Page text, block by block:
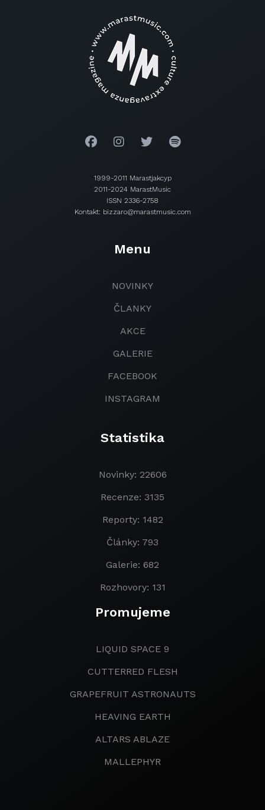
1999-2011 Marastjakcyp
2011-2024 MarastMusic
ISSN 2336-2758
Kontakt: bizzaro@marastmusic.com
Menu
NOVINKY
ČLANKY
AKCE
GALERIE
FACEBOOK
INSTAGRAM
Statistika
Novinky: 22606
Recenze: 3135
Reporty: 1482
Články: 793
Galerie: 682
Rozhovory: 131
Promujeme
LIQUID SPACE 9
CUTTERRED FLESH
GRAPEFRUIT ASTRONAUTS
HEAVING EARTH
ALTARS ABLAZE
MALLEPHYR